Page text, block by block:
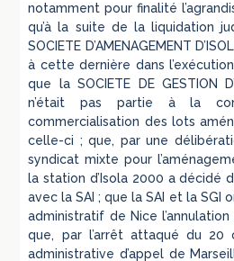
notamment pour finalité
qu’à la suite de la liquidation
SOCIETE D’AMENAGEMENT
à cette dernière dans
que la SOCIETE DE GESTION
n’était pas partie à la
commercialisation des lots
celle-ci ; que, par une
syndicat mixte pour
la station d’Isola 2000 a décidé
avec la SAI ; que la SAI et la SGI
administratif de Nice
que, par l’arrêt attaqué du 20
administrative d’appel de